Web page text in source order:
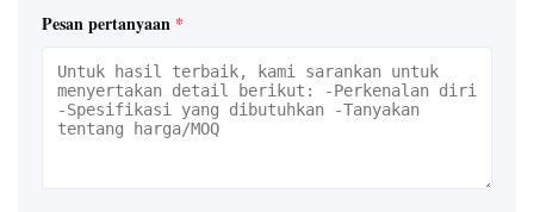
Pesan pertanyaan *